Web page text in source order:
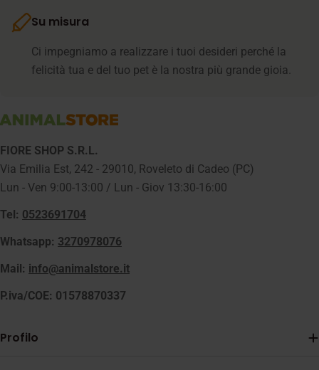
Su misura
Ci impegniamo a realizzare i tuoi desideri perché la
felicità tua e del tuo pet è la nostra più grande gioia.
FIORE SHOP S.R.L.
Via Emilia Est, 242 - 29010, Roveleto di Cadeo (PC)
Lun - Ven 9:00-13:00 / Lun - Giov 13:30-16:00
Tel: 0523691704
Whatsapp: 3270978076
Mail: info@animalstore.it
P.iva/COE: 01578870337
Profilo